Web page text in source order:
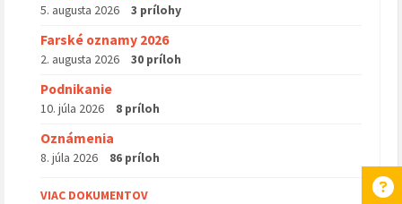
5. augusta 2026 3 prílohy
Farské oznamy 2026
2. augusta 2026 30 príloh
Podnikanie
10. júla 2026 8 príloh
Oznámenia
8. júla 2026 86 príloh
VIAC DOKUMENTOV